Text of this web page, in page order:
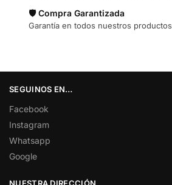
🛡️ Compra Garantizada
Garantía en todos nuestros productos
SEGUINOS EN…
Facebook
Instagram
Whatsapp
Google